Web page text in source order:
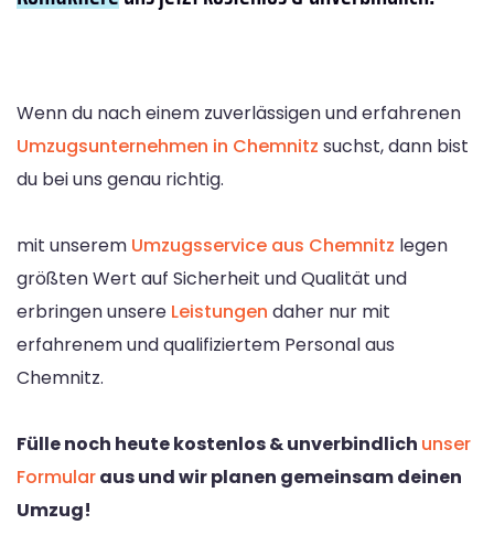
Wenn du nach einem zuverlässigen und erfahrenen
Umzugsunternehmen in Chemnitz suchst, dann bist
du bei uns genau richtig.
mit unserem Umzugsservice aus Chemnitz legen
größten Wert auf Sicherheit und Qualität und
erbringen unsere Leistungen daher nur mit
erfahrenem und qualifiziertem Personal aus
Chemnitz.
Fülle noch heute kostenlos & unverbindlich unser
Formularaus und wir planen gemeinsam deinen
Umzug!